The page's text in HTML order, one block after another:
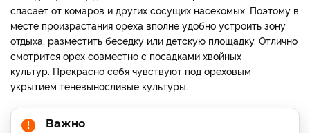
спасает от комаров и других сосущих насекомых. Поэтому в
месте произрастания ореха вполне удобно устроить зону
отдыха, разместить беседку или детскую площадку. Отлично
смотрится орех совместно с посадками хвойных
культур. Прекрасно себя чувствуют под ореховым
укрытием теневыносливые культуры.
Важно